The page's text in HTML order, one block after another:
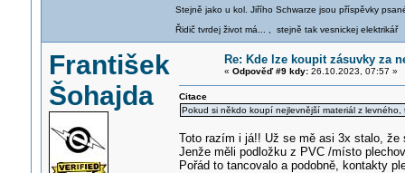
Stejně jako u kol. Jiřího Schwarze jsou příspěvky
Řidič tvrdej život má... , stejně tak vesnickej elektrikář
František
Šohajda
Re: Kde lze koupit zásuvky za
« Odpověď #9 kdy:26.10.2023, 07:57 »
Citace
Pokud si někdo koupí nejlevnější materiál z
Toto razím i já!! Už se mě asi 3x stalo,
Jenže měli podložku z PVC /místo
Pořád to tancovalo a podobně, kontakty